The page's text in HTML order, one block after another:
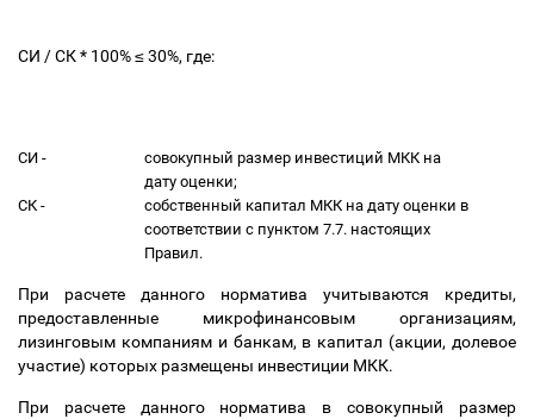
СИ / СК * 100%≤30%, где:
СИ -
совокупный размер инвестиций МКК на
дату оценки;
СК -
собственный капитал МКК на дату оценки в
соответствии с пунктом 7.7. настоящих
Правил.
При расчете данного норматива учитываются кредиты,
предоставленные микрофинансовым организациям,
лизинговым компаниям и банкам, в капитал (акции, долевое
участие) которых размещены инвестиции МКК.
При расчете данного норматива в совокупный размер